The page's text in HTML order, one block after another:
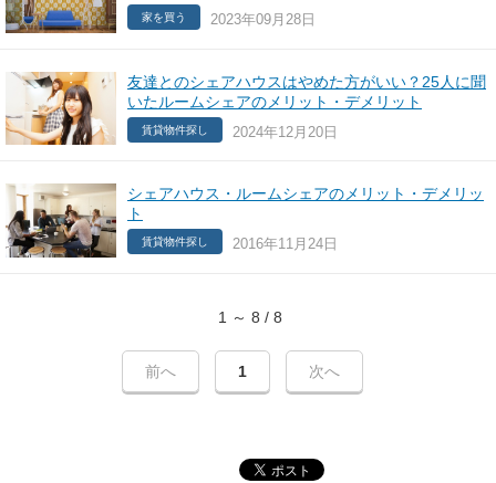
家を買う 2023年09月28日
友達とのシェアハウスはやめた方がいい？25人に聞
いたルームシェアのメリット・デメリット
賃貸物件探し 2024年12月20日
シェアハウス・ルームシェアのメリット・デメリッ
ト
賃貸物件探し 2016年11月24日
1 ～ 8 / 8
前へ 1 次へ